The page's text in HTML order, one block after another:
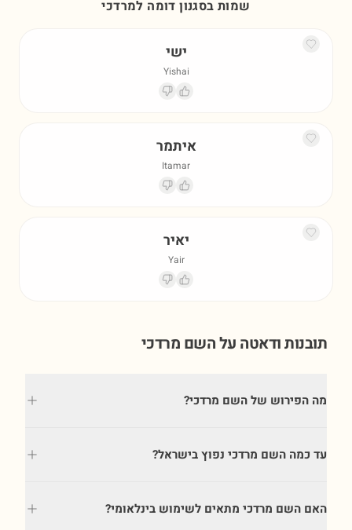
שמות בסגנון דומה למרדכי
ישי
Yishai
איתמר
Itamar
יאיר
Yair
תובנות ודאטה על השם מרדכי
מה הפירוש של השם מרדכי?
עד כמה השם מרדכי נפוץ בישראל?
האם השם מרדכי מתאים לשימוש בינלאומי?